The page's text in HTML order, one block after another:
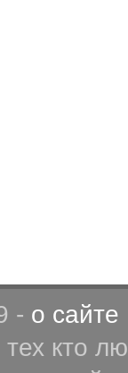
- о сайте
кто